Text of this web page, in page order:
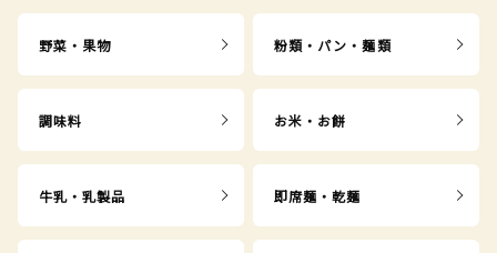
野菜・果物 粉類・パン・麺類
調味料 お米・お餅
牛乳・乳製品 即席麺・乾麺